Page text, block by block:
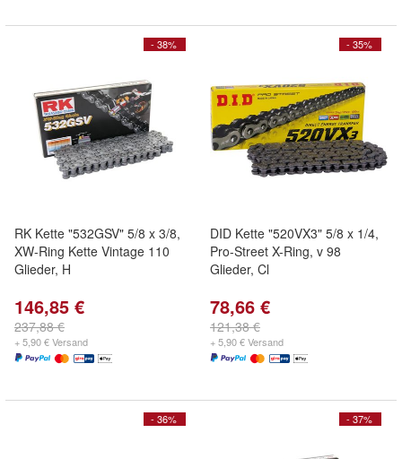
- 38%
RK Kette "532GSV" 5/8 x 3/8,
XW-Ring Kette Vintage 110
Glieder, H
146,85 €
237,88 €
+ 5,90 € Versand
- 35%
DID Kette "520VX3" 5/8 x 1/4,
Pro-Street X-Ring, v 98
Glieder, Cl
78,66 €
121,38 €
+ 5,90 € Versand
- 36% - 37%